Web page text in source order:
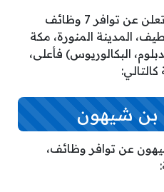
شركة مجموعة بن شيهون تعلن عن توافر 7 وظائف
المدينة المنورة، مكة
البكالوريوس) فأعلى،
شيهون
عن توافر وظائف،